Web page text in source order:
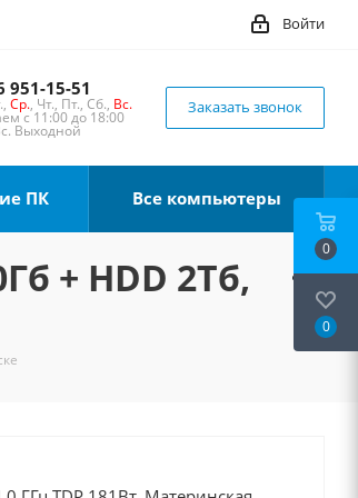
Войти
951-15-51
Ср., Чт., Пт., Сб., Вс.
с 11:00 до 18:00
Выходной
Заказать звонок
ПК Все компьютеры
+ HDD 2Тб,
0
0